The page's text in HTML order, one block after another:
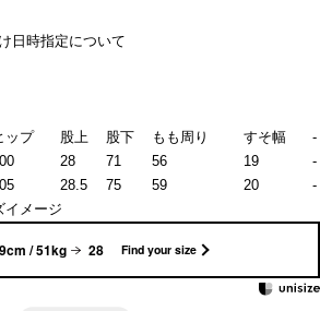
日時指定について
ップ 股上 股下 もも周り すそ幅
-
28 71 56 19
-
28.5 75 59 20
-
イメージ
/ 51kg 28 Find your size